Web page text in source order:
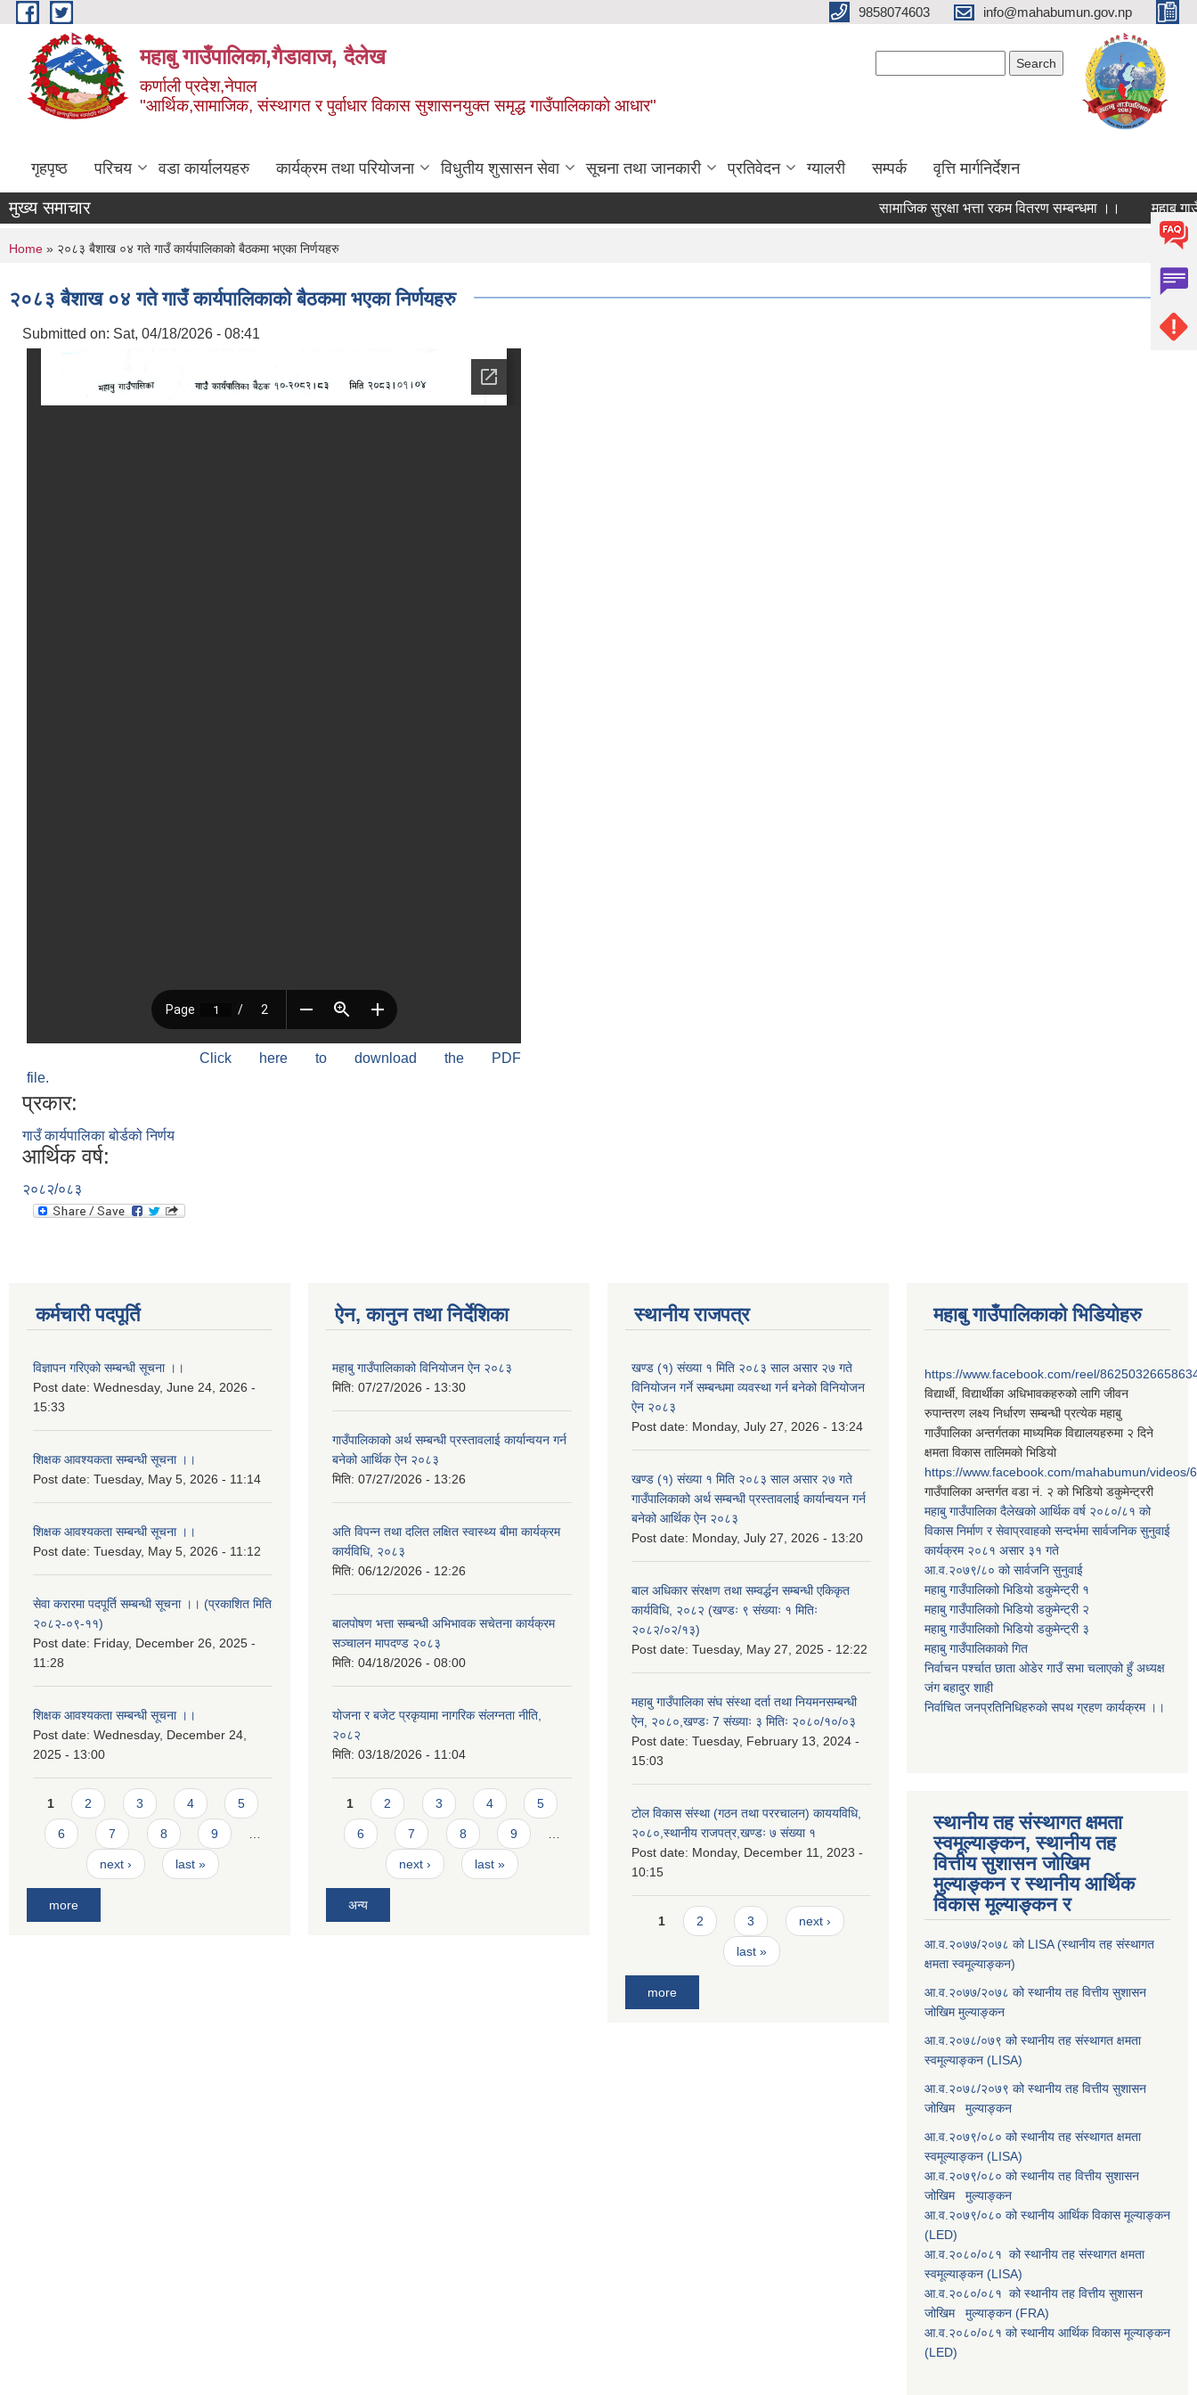
Skip to main content 9858074603 info@mahabumun.gov.np
महाबु गाउँपालिका,गैडावाज, दैलेख
कर्णाली प्रदेश,नेपाल
"आर्थिक,सामाजिक, संस्थागत र पुर्वाधार विकास सुशासनयुक्त समृद्ध गाउँपालिकाकाे आधार"
गृहपृष्ठ परिचय वडा कार्यालयहरु कार्यक्रम तथा परियोजना विधुतीय शुसासन सेवा सूचना तथा जानकारी प्रतिवेदन ग्यालरी सम्पर्क वृत्ति मार्गनिर्देशन
मुख्य समाचार सामाजिक सुरक्षा भत्ता रकम वितरण सम्बन्धमा ।।
You are here
Home » २०८३ बैशाख ०४ गते गाउँ कार्यपालिकाको बैठकमा भएका निर्णयहरु
२०८३ बैशाख ०४ गते गाउँ कार्यपालिकाको बैठकमा भएका निर्णयहरु
Submitted on: Sat, 04/18/2026 - 08:41
Click here to download the PDF
file.
प्रकार:
गाउँ कार्यपालिका बोर्डको निर्णय
आर्थिक वर्ष:
२०८२/०८३
कर्मचारी पदपूर्ति
विज्ञापन गरिएको सम्बन्धी सूचना ।।
Post date: Wednesday, June 24, 2026 -
15:33
शिक्षक आवश्यकता सम्बन्धी सूचना ।।
Post date: Tuesday, May 5, 2026 - 11:14
शिक्षक आवश्यकता सम्बन्धी सूचना ।।
Post date: Tuesday, May 5, 2026 - 11:12
सेवा करारमा पदपूर्ति सम्बन्धी सूचना ।। (प्रकाशित मिति
२०८२-०९-११)
Post date: Friday, December 26, 2025 -
11:28
शिक्षक आवश्यकता सम्बन्धी सूचना ।।
Post date: Wednesday, December 24,
2025 - 13:00
Pages
1 2 3 4 5
6 7 8 9
next › last »
more
ऐन, कानुन तथा निर्देशिका
महाबु गाउँपालिकाको विनियोजन ऐन २०८३
मिति: 07/27/2026 - 13:30
गाउँपालिकाको अर्थ सम्बन्धी प्रस्तावलाई कार्यान्वयन गर्न
बनेको आर्थिक ऐन २०८३
मिति: 07/27/2026 - 13:26
अति विपन्न तथा दलित लक्षित स्वास्थ्य बीमा कार्यक्रम
कार्यविधि, २०८३
मिति: 06/12/2026 - 12:26
बालपोषण भत्ता सम्बन्धी अभिभावक सचेतना कार्यक्रम
सञ्चालन मापदण्ड २०८३
मिति: 04/18/2026 - 08:00
योजना र बजेट प्रकृयामा नागरिक संलग्नता नीति,
२०८२
मिति: 03/18/2026 - 11:04
Pages
1 2 3 4 5
6 7 8 9
next › last »
अन्य
स्थानीय राजपत्र
खण्ड (१) संख्या १ मिति २०८३ साल असार २७ गते
विनियोजन गर्ने सम्बन्धमा व्यवस्था गर्न बनेको विनियोजन
ऐन २०८३
Post date: Monday, July 27, 2026 - 13:24
खण्ड (१) संख्या १ मिति २०८३ साल असार २७ गते
गाउँपालिकाको अर्थ सम्बन्धी प्रस्तावलाई कार्यान्वयन गर्न
बनेको आर्थिक ऐन २०८३
Post date: Monday, July 27, 2026 - 13:20
बाल अधिकार संरक्षण तथा सम्वर्द्धन सम्बन्धी एकिकृत
कार्यविधि, २०८२ (खण्डः ९ संख्याः १ मितिः
२०८२/०२/१३)
Post date: Tuesday, May 27, 2025 - 12:22
महाबु गाउँपालिका संघ संस्था दर्ता तथा नियमनसम्बन्धी
ऐन, २०८०,खण्डः 7 संख्याः ३ मितिः २०८०/१०/०३
Post date: Tuesday, February 13, 2024 -
15:03
टोल विकास संस्था (गठन तथा पररचालन) काययविधि,
२०८०,स्थानीय राजपत्र,खण्डः ७ संख्या १
Post date: Monday, December 11, 2023 -
10:15
Pages
1 2 3 next ›
last »
more
महाबु गाउँपालिकाको भिडियोहरु
https://www.facebook.com/reel/
विद्यार्थी, विद्यार्थीका अधिभावकहरुको लागि जीवन
रुपान्तरण लक्ष्य निर्धारण सम्बन्धी प्रत्येक महाबु
गाउँपालिका अन्तर्गतका माध्यमिक विद्यालयहरुमा २ दिने
क्षमता विकास तालिमको भिडियो
https://www.facebook.com/mahabumun/videos/
गाउँपालिका अन्तर्गत वडा नं. २ को भिडियो डकुमेन्ट्ररी
महाबु गाउँपालिका दैलेखको आर्थिक वर्ष २०८०/८१ को
विकास निर्माण र सेवाप्रवाहको सन्दर्भमा सार्वजनिक सुनुवाई
कार्यक्रम २०८१ असार ३१ गते
आ.व.२०७९/८० को सार्वजनि सुनुवाई
महाबु गाउँपालिकाो भिडियो डकुमेन्ट्री १
महाबु गाउँपालिकाो भिडियो डकुमेन्ट्री २
महाबु गाउँपालिकाो भिडियो डकुमेन्ट्री ३
महाबु गाउँपालिकाको गित
निर्वाचन पर्श्चात छाता ओडेर गाउँ सभा चलाएको हुँ अध्यक्ष
जंग बहादुर शाही
निर्वाचित जनप्रतिनिधिहरुको सपथ ग्रहण कार्यक्रम ।।
स्थानीय तह संस्थागत क्षमता
स्वमूल्याङ्कन, स्थानीय तह
वित्तीय सुशासन जोखिम
मुल्याङ्कन र स्थानीय आर्थिक
विकास मूल्याङ्कन र
आ.व.२०७७/२०७८ को LISA (स्थानीय तह संस्थागत
क्षमता स्वमूल्याङ्कन)
आ.व.२०७७/२०७८ को स्थानीय तह वित्तीय सुशासन
जोखिम मुल्याङ्कन
आ.व.२०७८/०७९ को स्थानीय तह संस्थागत क्षमता
स्वमूल्याङ्कन (LISA)
आ.व.२०७८/२०७९ को स्थानीय तह वित्तीय सुशासन
जोखिम मुल्याङ्कन
आ.व.२०७९/०८० को स्थानीय तह संस्थागत क्षमता
स्वमूल्याङ्कन (LISA)
आ.व.२०७९/०८० को स्थानीय तह वित्तीय सुशासन
जोखिम मुल्याङ्कन
आ.व.२०७९/०८० को स्थानीय आर्थिक विकास मूल्याङ्कन
(LED)
आ.व.२०८०/०८१ को स्थानीय तह संस्थागत क्षमता
स्वमूल्याङ्कन (LISA)
आ.व.२०८०/०८१ को स्थानीय तह वित्तीय सुशासन
जोखिम मुल्याङ्कन (FRA)
आ.व.२०८०/०८१ को स्थानीय आर्थिक विकास मूल्याङ्कन
(LED)